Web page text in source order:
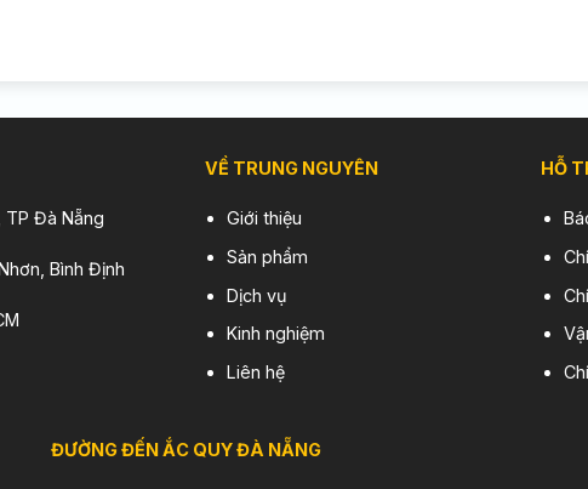
TP Đà Nẵng
Bình Định
VỀ TRUNG NGUYÊN
Giới thiệu
Sản phẩm
Dịch vụ
Kinh nghiệm
Liên hệ
HỖ
ĐƯỜNG ĐẾN ẮC QUY ĐÀ NẴNG